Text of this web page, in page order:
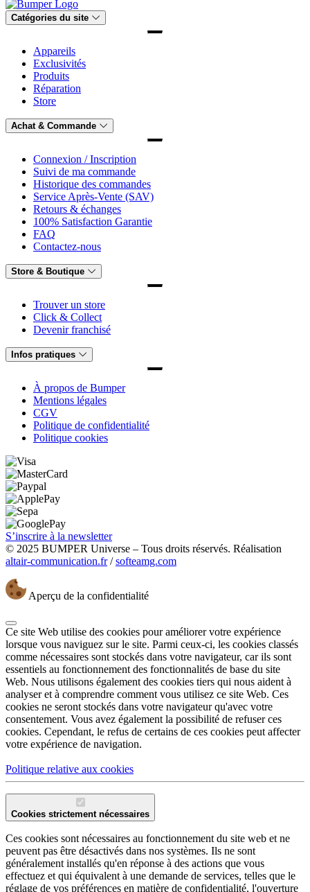
Catégories du site
Appareils
Exclusivités
Produits
Réparation
Store
Achat & Commande
Connexion / Inscription
Suivi de ma commande
Historique des commandes
Service Après-Vente (SAV)
Retours & échanges
100% Satisfaction Garantie
FAQ
Contactez-nous
Store & Boutique
Trouver un store
Click & Collect
Devenir franchisé
Infos pratiques
À propos de Bumper
Mentions légales
CGV
Politique de confidentialité
Politique cookies
S’inscrire à la newsletter
© 2025 BUMPER Universe – Tous droits réservés. Réalisation
altair-communication.fr/softeamg.com
Aperçu de la confidentialité
Ce site Web utilise des cookies pour améliorer votre expérience
lorsque vous naviguez sur le site. Parmi ceux-ci, les cookies classés
comme nécessaires sont stockés dans votre navigateur, car ils sont
essentiels au fonctionnement des fonctionnalités de base du site
Web. Nous utilisons également des cookies tiers qui nous aident à
analyser et à comprendre comment vous utilisez ce site Web. Ces
cookies ne seront stockés dans votre navigateur qu'avec votre
consentement. Vous avez également la possibilité de refuser ces
cookies. Cependant, le refus de certains de ces cookies peut affecter
votre expérience de navigation.
Politique relative aux cookies
Cookies strictement nécessaires
Ces cookies sont nécessaires au fonctionnement du site web et ne
peuvent pas être désactivés dans nos systèmes. Ils ne sont
généralement installés qu'en réponse à des actions que vous
effectuez et qui équivalent à une demande de services, telles que le
réglage de vos préférences en matière de confidentialité, l'ouverture